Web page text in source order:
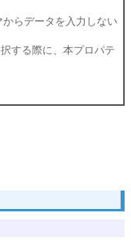
らデータを入力しない
する際に、本プロパテ